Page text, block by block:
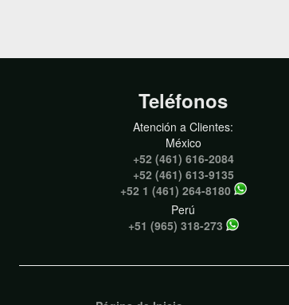
Teléfonos
Atención a Clientes:
México
+52 (461) 616-2084
+52 (461) 613-9135
+52 1 (461) 264-8180
Perú
+51 (965) 318-273